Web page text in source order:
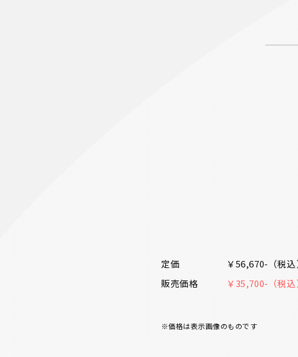
定価
￥56,670-（税込
販売価格
￥35,700-（税込
※価格は表示画像のものです